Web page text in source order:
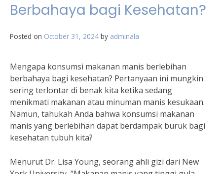
Berbahaya bagi Kesehatan?
Posted on October 31, 2024 by adminala
Mengapa konsumsi makanan manis berlebihan
berbahaya bagi kesehatan? Pertanyaan ini mungkin
sering terlontar di benak kita ketika sedang
menikmati makanan atau minuman manis kesukaan.
Namun, tahukah Anda bahwa konsumsi makanan
manis yang berlebihan dapat berdampak buruk bagi
kesehatan tubuh kita?
Menurut Dr. Lisa Young, seorang ahli gizi dari New